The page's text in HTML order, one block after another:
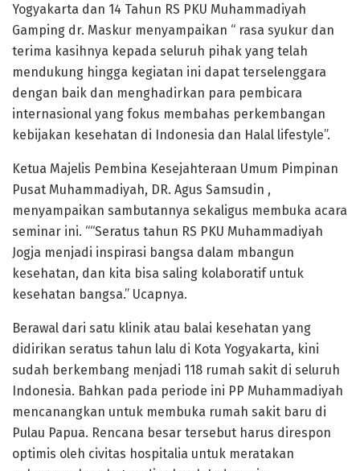
Yogyakarta dan 14 Tahun RS PKU Muhammadiyah
Gamping dr. Maskur menyampaikan “ rasa syukur dan
terima kasihnya kepada seluruh pihak yang telah
mendukung hingga kegiatan ini dapat terselenggara
dengan baik dan menghadirkan para pembicara
internasional yang fokus membahas perkembangan
kebijakan kesehatan di Indonesia dan Halal lifestyle”.
Ketua Majelis Pembina Kesejahteraan Umum Pimpinan
Pusat Muhammadiyah, DR. Agus Samsudin ,
menyampaikan sambutannya sekaligus membuka acara
seminar ini. ““Seratus tahun RS PKU Muhammadiyah
Jogja menjadi inspirasi bangsa dalam mbangun
kesehatan, dan kita bisa saling kolaboratif untuk
kesehatan bangsa.” Ucapnya.
Berawal dari satu klinik atau balai kesehatan yang
didirikan seratus tahun lalu di Kota Yogyakarta, kini
sudah berkembang menjadi 118 rumah sakit di seluruh
Indonesia. Bahkan pada periode ini PP Muhammadiyah
mencanangkan untuk membuka rumah sakit baru di
Pulau Papua. Rencana besar tersebut harus direspon
optimis oleh civitas hospitalia untuk meratakan